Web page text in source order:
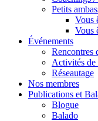
Petits
Vous
Vous
Événements
Rencontres
Activités
Réseautage
Nos membres
Publications et
Blogue
Balado